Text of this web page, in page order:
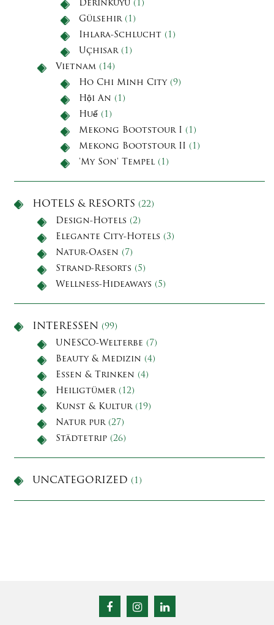
Derinkuyu (1)
Gülsehir(1)
Ihlara-Schlucht (1)
Uçhisar(1)
Vietnam (14)
Ho Chi Minh City(9)
Hội An (1)
Huế (1)
Mekong Bootstour I (1)
Mekong Bootstour II (1)
'My Son' Tempel (1)
HOTELS & RESORTS (22)
Design-Hotels (2)
Elegante City-Hotels (3)
Natur-Oasen (7)
Strand-Resorts (5)
Wellness-Hideaways (5)
INTERESSEN (99)
UNESCO-Welterbe (7)
Beauty & Medizin (4)
Essen & Trinken (4)
Heiligtümer(12)
Kunst & Kultur(19)
Natur pur(27)
Städtetrip (26)
UNCATEGORIZED (1)